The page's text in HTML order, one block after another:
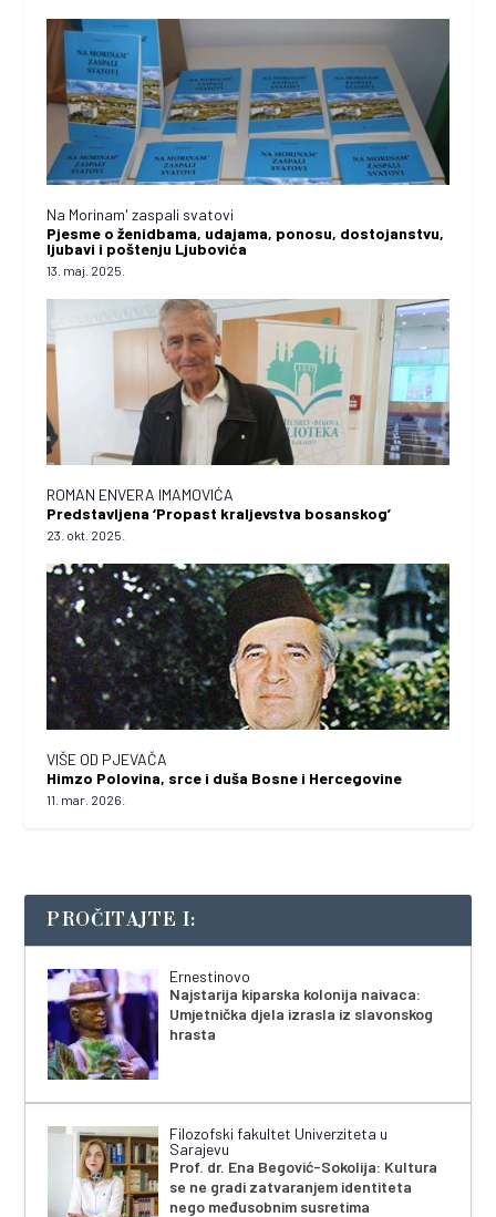
Na Morinam' zaspali svatovi
Pjesme o ženidbama, udajama, ponosu, dostojanstvu,
ljubavi i poštenju Ljubovića
13. maj. 2025.
ROMAN ENVERA IMAMOVIĆA
Predstavljena ‘Propast kraljevstva bosanskog’
23. okt. 2025.
VIŠE OD PJEVAČA
Himzo Polovina, srce i duša Bosne i Hercegovine
11. mar. 2026.
PROČITAJTE I:
Ernestinovo
Najstarija kiparska kolonija naivaca:
Umjetnička djela izrasla iz slavonskog
hrasta
Filozofski fakultet Univerziteta u
Sarajevu
Prof. dr. Ena Begović-Sokolija: Kultura
se ne gradi zatvaranjem identiteta
nego međusobnim susretima